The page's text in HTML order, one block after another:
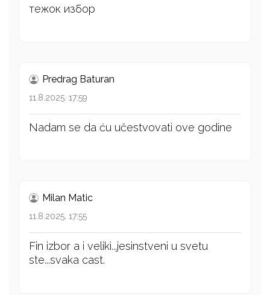
тежок избор
Predrag Baturan
11.8.2025. 17:59
Nadam se da ću učestvovati ove godine
Milan Matic
11.8.2025. 17:55
Fin izbor a i veliki...jesinstveni u svetu
ste...svaka cast.